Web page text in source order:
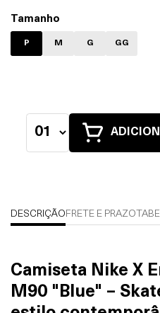
Tamanho
P M G GG
DESCRIÇÃO FRETE E PRAZO
Camiseta Nike X
M90 "Blue" –